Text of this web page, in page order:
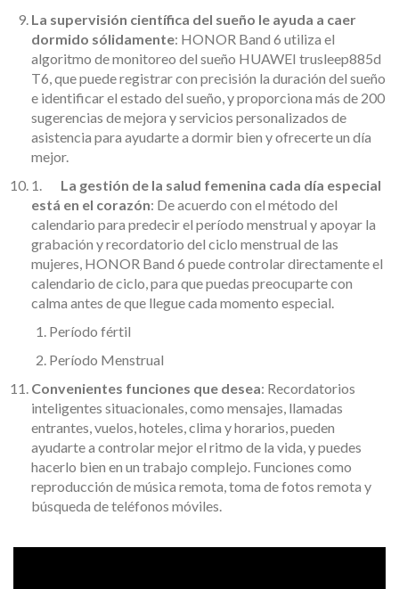
La supervisión científica del sueño le ayuda a caer
dormido sólidamente: HONOR Band 6 utiliza el
algoritmo de monitoreo del sueño HUAWEI trusleep885d
T6, que puede registrar con precisión la duración del sueño
e identificar el estado del sueño, y proporciona más de 200
sugerencias de mejora y servicios personalizados de
asistencia para ayudarte a dormir bien y ofrecerte un día
mejor.
1. La gestión de la salud femenina cada día especial
está en el corazón: De acuerdo con el método del
calendario para predecir el período menstrual y apoyar la
grabación y recordatorio del ciclo menstrual de las
mujeres, HONOR Band 6 puede controlar directamente el
calendario de ciclo, para que puedas preocuparte con
calma antes de que llegue cada momento especial.
Período fértil
Período Menstrual
Convenientes funciones que desea: Recordatorios
inteligentes situacionales, como mensajes, llamadas
entrantes, vuelos, hoteles, clima y horarios, pueden
ayudarte a controlar mejor el ritmo de la vida, y puedes
hacerlo bien en un trabajo complejo. Funciones como
reproducción de música remota, toma de fotos remota y
búsqueda de teléfonos móviles.